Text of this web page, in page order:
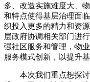
多、改造实施难度大、
和特点使得基层治理面
织投入更多的精力和资
层政府协调相关部门进
强社区服务和管理，物
服务模式创新，以提升
本次我们重点想探讨